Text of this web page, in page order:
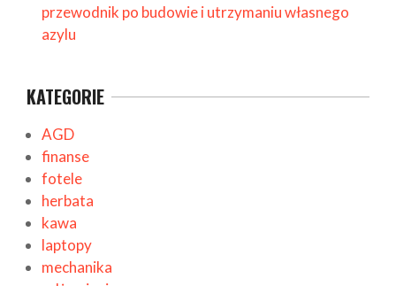
przewodnik po budowie i utrzymaniu własnego
azylu
KATEGORIE
AGD
finanse
fotele
herbata
kawa
laptopy
mechanika